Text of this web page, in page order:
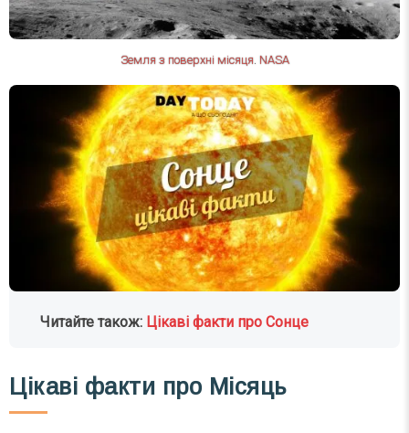
Земля з поверхні місяця. NASA
Читайте також: Цікаві факти про Сонце
Цікаві факти про Місяць